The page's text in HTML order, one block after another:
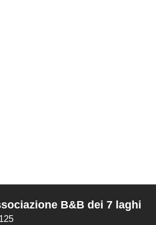
B&B dei 7 laghi